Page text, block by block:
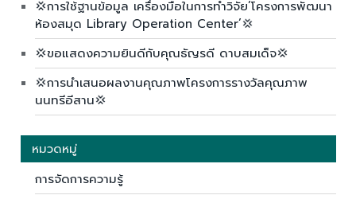
💢การใช้ฐานข้อมูล เครื่องมือในการทำวิจัย’โครงการพัฒนา
ห้องสมุด Library Operation Center’💢
💢ขอแสดงความยินดีกับคุณธัญรดี ดาบสมเด็จ💢
💢การนำเสนอผลงานคุณภาพโครงการรางวัลคุณภาพ
นนทรีอีสาน💢
หมวดหมู่
การจัดการความรู้